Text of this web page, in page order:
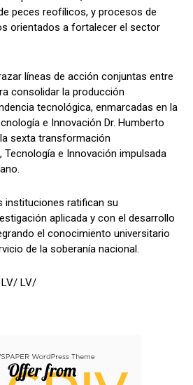
peces reofílicos, y procesos de
orientados a fortalecer el sector
líneas de acción conjuntas entre
consolidar la producción
tecnológica, enmarcadas en la
e Innovación Dr. Humberto
sexta transformación
Tecnología e Innovación impulsada
instituciones ratifican su
aplicada y con el desarrollo
el conocimiento universitario
de la soberanía nacional.
LV/